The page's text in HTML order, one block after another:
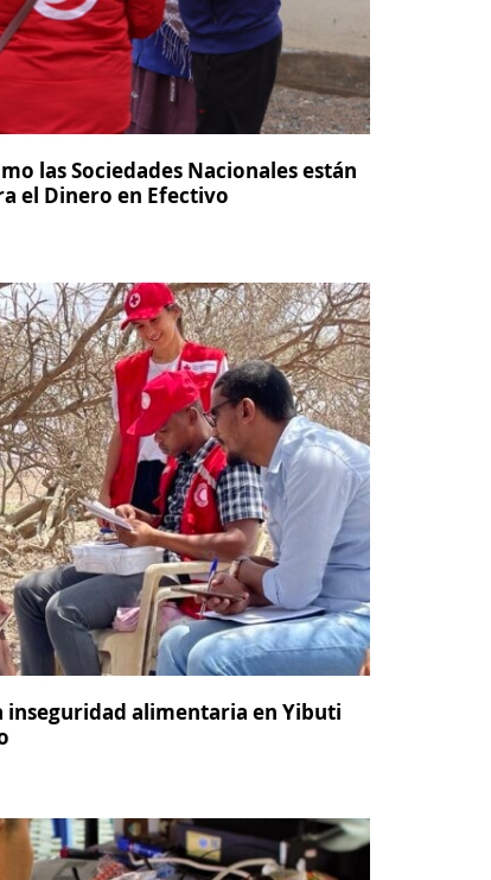
las Sociedades Nacionales están
el Dinero en Efectivo
inseguridad alimentaria en Yibuti